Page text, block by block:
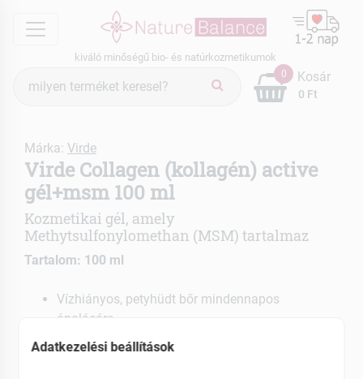
menu
kiváló minőségű bio- és natúrkozmetikumok
keresés
0
0 Ft
Kosár
Márka: Virde
Virde Collagen (kollagén) active
gél+msm 100 ml
Kozmetikai gél, amely
Methytsulfonylomethan (MSM) tartalmaz
Tartalom: 100 ml
Vízhiányos, petyhüdt bőr mindennapos
ápolására.
Rugalmatlan, ráncosodó bőr kezelésére.
Adatkezelési beállítások